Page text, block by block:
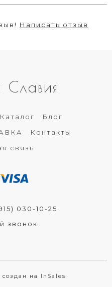
Написать отзыв
Славия
Каталог
Блог
Контакты
связь
030-10-25
звонок
на InSales